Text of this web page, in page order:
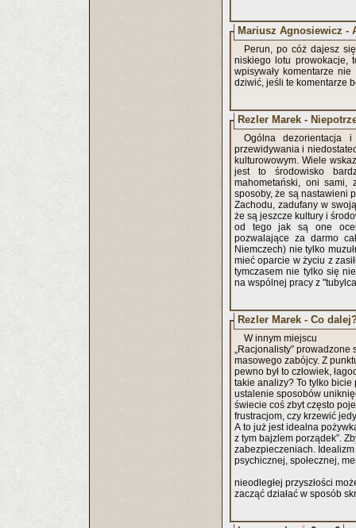
Mariusz Agnosiewicz -
Perun, po cóż dajesz
niskiego lotu prowokacje,
wpisywały komentarze
dziwić, jeśli te komentarze
Rezler Marek -
Ogólna dezorientacja
przewidywania i
kulturowowym. Wiele
jest to środowisko
mahometański, oni sami,
sposoby, że są nastawieni
Zachodu, zadufany w
że są jeszcze kultury i
od tego jak są one
pozwalające za darmo
Niemczech) nie tylko
mieć oparcie w życiu z
tymczasem nie tylko się
na wspólnej pracy z
Rezler Marek - Co
W innym miejscu
„Racjonalisty”
masowego zabójcy. Z
pewno był to człowiek,
takie analizy? To tylko
ustalenie sposobów
świecie coś zbyt często
frustracjom, czy krzewić
A to już jest idealna
z tym bajzlem porządek”.
zabezpieczeniach.
psychicznej, społecznej,
nieodległej przyszłości
zacząć działać w sposób